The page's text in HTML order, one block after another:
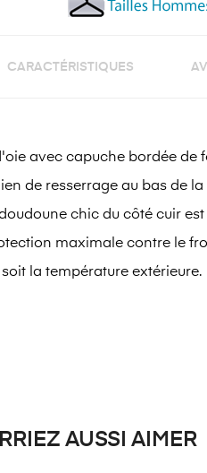
CARACTÉRISTIQUES
avec capuche bordée
de resserrage au bas de
chic du côté cuir
maximale contre le
la température
AUSSI AIMER